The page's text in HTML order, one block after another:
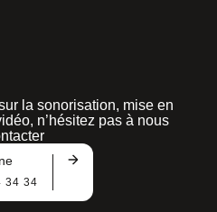
la sonorisation, mise en
n’hésitez pas à nous
34 34